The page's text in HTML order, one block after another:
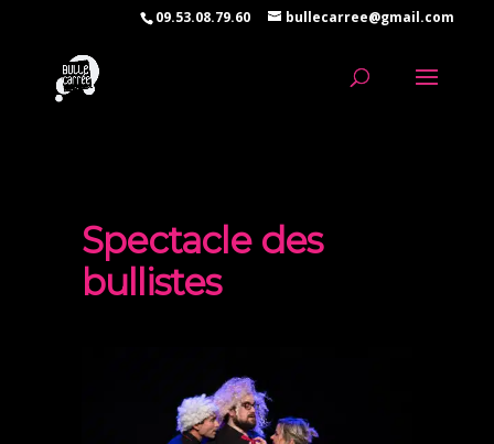
09.53.08.79.60 bullecarree@gmail.com
Spectacle des
bullistes